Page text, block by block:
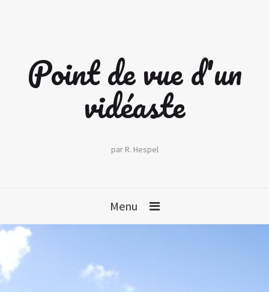
Point de vue d'un
vidéaste
par R. Hespel
Menu